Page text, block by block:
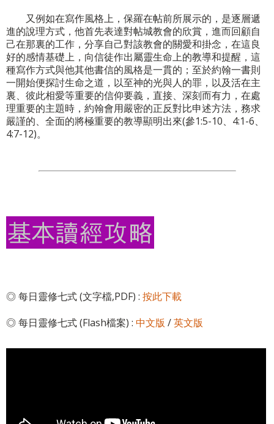
又例如在寫作風格上，保羅在帖前所展示的，是逐層遞
進的說理方式，他首先表達對帖城教會的欣賞，進而回顧自
己在那裏的工作，分享自己對該教會的關愛和掛念，在這良
好的感情基礎上，向信徒作出屬靈生命上的教導和提醒，這
種寫作方式與他其他書信的風格是一貫的；至於約翰一書則
一開始便探討生命之道，以至神的光與人的罪，以及活在主
裏、彼此相愛等重要的信仰要義，直接、深刻而有力，在處
理重要的主題時，約翰會用嚴密的正反對比申述方法，務求
嚴謹的、全面的將極重要的教導顯明出來(參1:5-10、4:1-6、
4:7-12)。
◎ 每日靈修七式 (文字檔,PDF) : 按此下載
◎ 每日靈修七式 (Flash檔案) : 中文版 /英文版